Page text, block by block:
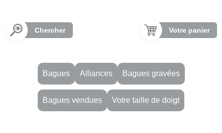
Chercher Votre panier
Bagues Alliances Bagues gravées
Bagues vendues Votre taille de doigt